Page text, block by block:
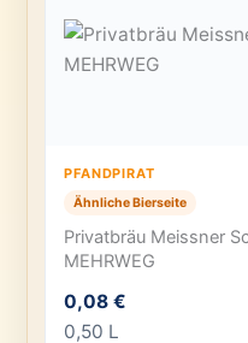
PFANDPIRAT
Ähnliche Bierseite
Privatbräu Meissner
MEHRWEG
0,08 €
0,50 L